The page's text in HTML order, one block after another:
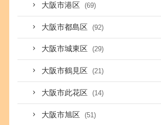
大阪市港区 (69)
大阪市都島区 (92)
大阪市城東区 (29)
大阪市鶴見区 (21)
大阪市此花区 (14)
大阪市旭区 (51)